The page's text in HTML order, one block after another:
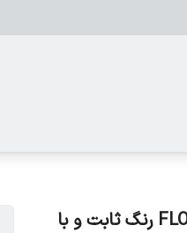
ساعت زنانه صفحه گرد رنگی بند فلزیFLORA رنگ ثابت و با